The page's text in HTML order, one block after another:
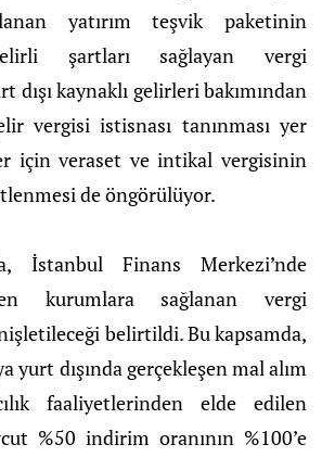
yatırım teşvik paketinin
şartları sağlayan vergi
dışı kaynaklı gelirleri bakımından
vergisi istisnası tanınması yer
için veraset ve intikal vergisinin
de öngörülüyor.
İstanbul Finans Merkezi’nde
kurumlara sağlanan vergi
belirtildi. Bu kapsamda,
yurt dışında gerçekleşen mal alım
faaliyetlerinden elde edilen
%50 indirim oranının %100’e